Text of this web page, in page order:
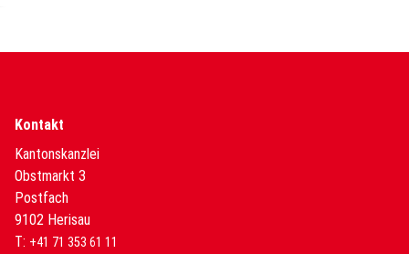
Kontakt
Kantonskanzlei
Obstmarkt 3
Postfach
9102 Herisau
T: +41 71 353 61 11